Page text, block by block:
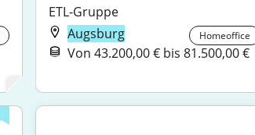
ETL-Gruppe
Augsburg
Homeoffice
Von 43.200,00 € bis 81.500,00 €